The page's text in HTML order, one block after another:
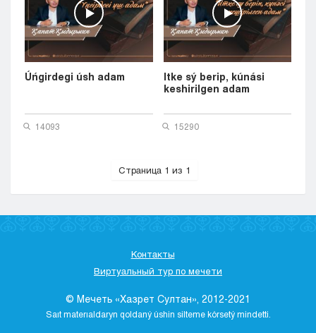
Úńgirdegi úsh adam
14093
Itke sý berip, kúnási
keshirilgen adam
15290
Страница 1 из 1
Контакты
Виртуальный тур по мечети
© Мечеть «Хазрет Султан», 2012-2021
Saıt materıaldaryn qoldaný úshіn sіlteme kórsetý mіndettі.